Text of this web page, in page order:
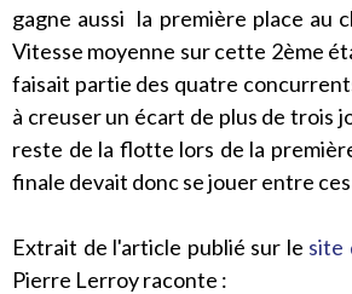
gagne aussi la première place au
Vitesse moyenne sur cette 2ème
faisait partie des quatre
à creuser un écart de plus de trois
reste de la flotte lors de la
finale devait donc se jouer entre
Extrait de l'article publié sur le site
Pierre Lerroy raconte :